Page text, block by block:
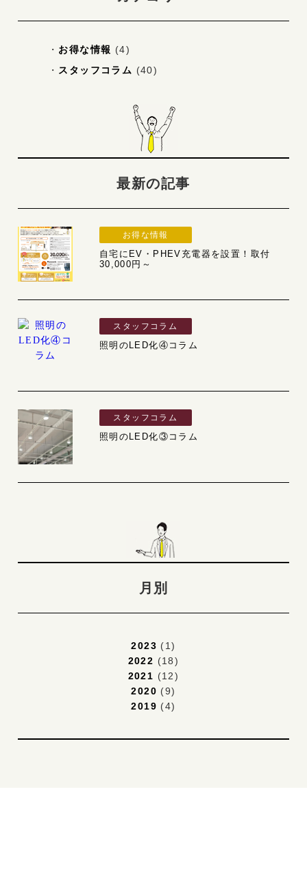
お得な情報 (4)
スタッフコラム (40)
最新の記事
お得な情報
自宅にEV・PHEV充電器を設置！取付
30,000円～
スタッフコラム
照明のLED化④コラム
スタッフコラム
照明のLED化③コラム
月別
2023 (1)
2022 (18)
2021 (12)
2020 (9)
2019 (4)